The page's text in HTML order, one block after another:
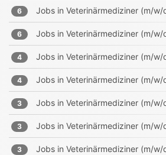
6 Jobs in Veterinärmediziner (m/w/
6 Jobs in Veterinärmediziner (m/
4 Jobs in Veterinärmediziner (m/w/
4 Jobs in Veterinärmediziner (m/
3 Jobs in Veterinärmediziner (m/w/d) /
3 Jobs in Veterinärmediziner (m/
3 Jobs in Veterinärmediziner (m/